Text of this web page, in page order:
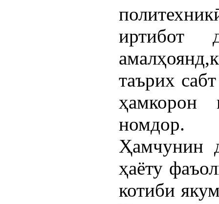
иртибот
таърих
номдор.
Ҳамчунин
ҳаёту
котиби